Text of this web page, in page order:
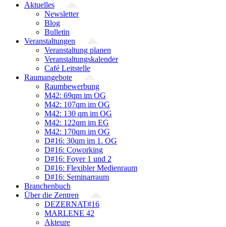
Aktuelles
Newsletter
Blog
Bulletin
Veranstaltungen
Veranstaltung planen
Veranstaltungskalender
Café Leitstelle
Raumangebote
Raumbewerbung
M42: 69qm im OG
M42: 107qm im OG
M42: 130 qm im OG
M42: 122qm im EG
M42: 170qm im OG
D#16: 30qm im 1. OG
D#16: Coworking
D#16: Foyer 1 und 2
D#16: Flexibler Medienraum
D#16: Seminarraum
Branchenbuch
Über die Zentren
DEZERNAT#16
MARLENE 42
Akteure